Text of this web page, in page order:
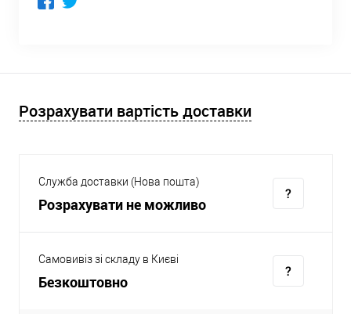
Розрахувати вартість доставки
Служба доставки (Нова пошта)
Розрахувати не можливо
Самовивіз зі складу в Києві
Безкоштовно